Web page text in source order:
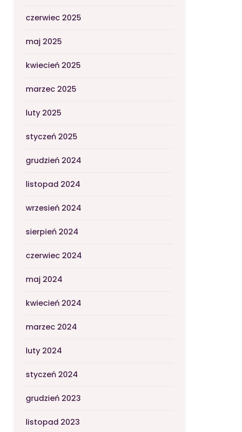
czerwiec 2025
maj 2025
kwiecień 2025
marzec 2025
luty 2025
styczeń 2025
grudzień 2024
listopad 2024
wrzesień 2024
sierpień 2024
czerwiec 2024
maj 2024
kwiecień 2024
marzec 2024
luty 2024
styczeń 2024
grudzień 2023
listopad 2023